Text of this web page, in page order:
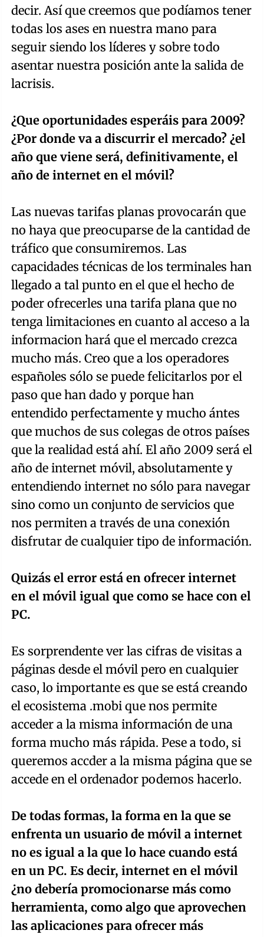
decir. Así que creemos que podíamos tener
todas los ases en nuestra mano para
seguir siendo los líderes y sobre todo
asentar nuestra posición ante la salida de
lacrisis.
¿Que oportunidades esperáis para 2009?
¿Por donde va a discurrir el mercado? ¿el
año que viene será, definitivamente, el
año de internet en el móvil?
Las nuevas tarifas planas provocarán que
no haya que preocuparse de la cantidad de
tráfico que consumiremos. Las
capacidades técnicas de los terminales han
llegado a tal punto en el que el hecho de
poder ofrecerles una tarifa plana que no
tenga limitaciones en cuanto al acceso a la
informacion hará que el mercado crezca
mucho más. Creo que a los operadores
españoles sólo se puede felicitarlos por el
paso que han dado y porque han
entendido perfectamente y mucho ántes
que muchos de sus colegas de otros países
que la realidad está ahí. El año 2009 será el
año de internet móvil, absolutamente y
entendiendo internet no sólo para navegar
sino como un conjunto de servicios que
nos permiten a través de una conexión
disfrutar de cualquier tipo de información.
Quizás el error está en ofrecer internet
en el móvil igual que como se hace con el
PC.
Es sorprendente ver las cifras de visitas a
páginas desde el móvil pero en cualquier
caso, lo importante es que se está creando
el ecosistema .mobi que nos permite
acceder a la misma información de una
forma mucho más rápida. Pese a todo, si
queremos accder a la misma página que se
accede en el ordenador podemos hacerlo.
De todas formas, la forma en la que se
enfrenta un usuario de móvil a internet
no es igual a la que lo hace cuando está
en un PC. Es decir, internet en el móvil
¿no debería promocionarse más como
herramienta, como algo que aprovechen
las aplicaciones para ofrecer más